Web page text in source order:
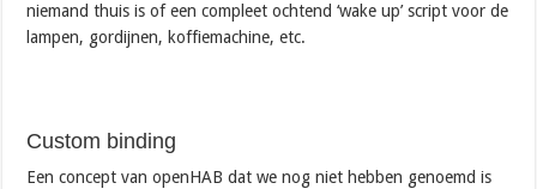
niemand thuis is of een compleet ochtend ‘wake up’ script voor de
lampen, gordijnen, koffiemachine, etc.
Custom binding
Een concept van openHAB dat we nog niet hebben genoemd is